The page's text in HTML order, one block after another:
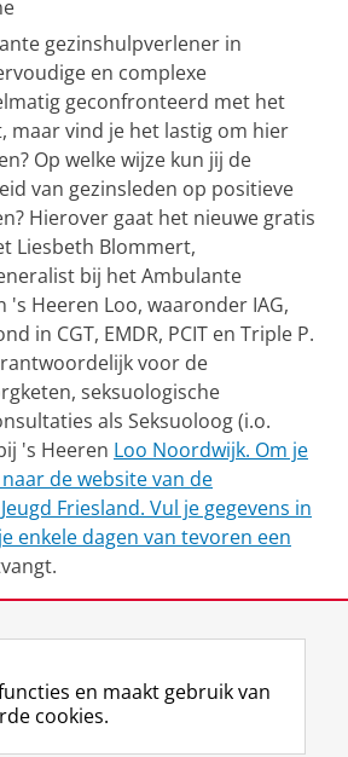
gezinshulpverlener in
en complexe
geconfronteerd met het
maar vind je het lastig om hier
Op welke wijze kun jij de
van gezinsleden op positieve
Hierover gaat het nieuwe gratis
Liesbeth Blommert,
bij het Ambulante
's Heeren Loo, waaronder IAG,
in CGT, EMDR, PCIT en Triple P.
voor de
seksuologische
als Seksuoloog (i.o.
's Heeren Loo Noordwijk. Om je
de website van de
Friesland. Vul je gegevens in
enkele dagen van tevoren een
en maakt gebruik van
cookies.